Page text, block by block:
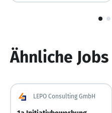
Ähnliche Jobs
LEPO Consulting GmbH